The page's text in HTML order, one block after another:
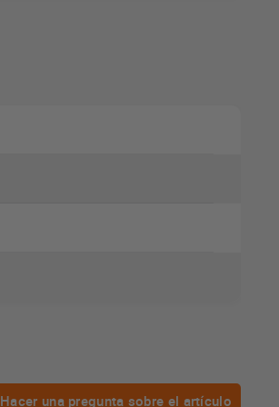
Hacer una pregunta sobre el artículo